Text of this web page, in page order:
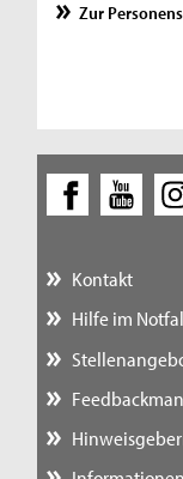
Zur
Kontakt
Hilfe im